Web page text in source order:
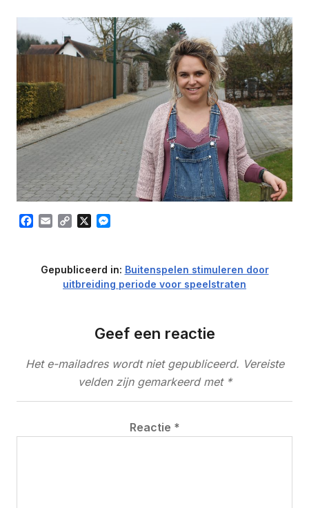
Facebook
Email Copy
Gepubliceerd in: Buitenspelen stimuleren door
uitbreiding periode voor speelstraten
Geef een reactie
Het e-mailadres wordt niet gepubliceerd. Vereiste
velden zijn gemarkeerd met *
Reactie *